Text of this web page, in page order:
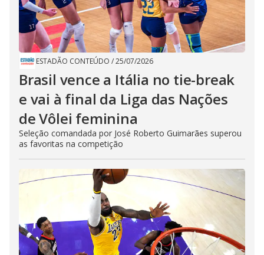
ESTADÃO CONTEÚDO /25/07/2026
Brasil vence a Itália no tie-break
e vai à final da Liga das Nações
de Vôlei feminina
Seleção comandada por José Roberto Guimarães superou
as favoritas na competição